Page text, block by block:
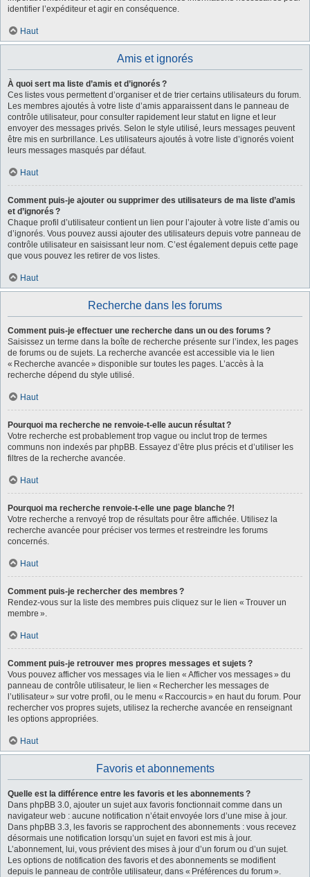
identifier l’expéditeur et agir en conséquence.
Haut
Amis et ignorés
À quoi sert ma liste d’amis et d’ignorés ?
Ces listes vous permettent d’organiser et de trier certains utilisateurs du forum.
Les membres ajoutés à votre liste d’amis apparaissent dans le panneau de
contrôle utilisateur, pour consulter rapidement leur statut en ligne et leur
envoyer des messages privés. Selon le style utilisé, leurs messages peuvent
être mis en surbrillance. Les utilisateurs ajoutés à votre liste d’ignorés voient
leurs messages masqués par défaut.
Haut
Comment puis-je ajouter ou supprimer des utilisateurs de ma liste d’amis
et d’ignorés ?
Chaque profil d’utilisateur contient un lien pour l’ajouter à votre liste d’amis ou
d’ignorés. Vous pouvez aussi ajouter des utilisateurs depuis votre panneau de
contrôle utilisateur en saisissant leur nom. C’est également depuis cette page
que vous pouvez les retirer de vos listes.
Haut
Recherche dans les forums
Comment puis-je effectuer une recherche dans un ou des forums ?
Saisissez un terme dans la boîte de recherche présente sur l’index, les pages
de forums ou de sujets. La recherche avancée est accessible via le lien
« Recherche avancée » disponible sur toutes les pages. L’accès à la
recherche dépend du style utilisé.
Haut
Pourquoi ma recherche ne renvoie-t-elle aucun résultat ?
Votre recherche est probablement trop vague ou inclut trop de termes
communs non indexés par phpBB. Essayez d’être plus précis et d’utiliser les
filtres de la recherche avancée.
Haut
Pourquoi ma recherche renvoie-t-elle une page blanche ?!
Votre recherche a renvoyé trop de résultats pour être affichée. Utilisez la
recherche avancée pour préciser vos termes et restreindre les forums
concernés.
Haut
Comment puis-je rechercher des membres ?
Rendez-vous sur la liste des membres puis cliquez sur le lien « Trouver un
membre ».
Haut
Comment puis-je retrouver mes propres messages et sujets ?
Vous pouvez afficher vos messages via le lien « Afficher vos messages » du
panneau de contrôle utilisateur, le lien « Rechercher les messages de
l’utilisateur » sur votre profil, ou le menu « Raccourcis » en haut du forum. Pour
rechercher vos propres sujets, utilisez la recherche avancée en renseignant
les options appropriées.
Haut
Favoris et abonnements
Quelle est la différence entre les favoris et les abonnements ?
Dans phpBB 3.0, ajouter un sujet aux favoris fonctionnait comme dans un
navigateur web : aucune notification n’était envoyée lors d’une mise à jour.
Dans phpBB 3.3, les favoris se rapprochent des abonnements : vous recevez
désormais une notification lorsqu’un sujet en favori est mis à jour.
L’abonnement, lui, vous prévient des mises à jour d’un forum ou d’un sujet.
Les options de notification des favoris et des abonnements se modifient
depuis le panneau de contrôle utilisateur, dans « Préférences du forum ».